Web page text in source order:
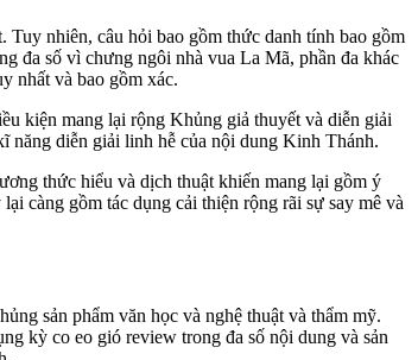
nhiên, câu hỏi bao gồm thức danh tính bao gồm
đa số vì chưng ngôi nhà vua La Mã, phần đa khác
nhất và bao gồm xác.
kiện mang lại rộng Khủng giả thuyết và diễn giải
năng diễn giải linh hễ của nội dung Kinh Thánh.
thức hiểu và dịch thuật khiến mang lại gồm ý
càng gồm tác dụng cải thiện rộng rãi sự say mê và
sản phẩm văn học và nghệ thuật và thẩm mỹ.
kỳ co eo gió review trong đa số nội dung và sản